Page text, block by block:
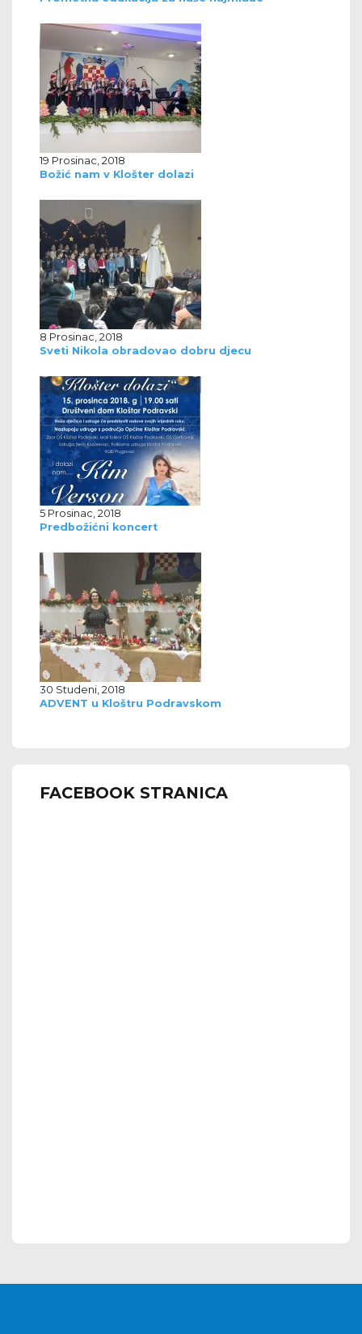
19 Prosinac, 2018
Božić nam v Klošter dolazi
8 Prosinac, 2018
Sveti Nikola obradovao dobru djecu
5 Prosinac, 2018
Predbožićni koncert
30 Studeni, 2018
ADVENT u Kloštru Podravskom
FACEBOOK STRANICA